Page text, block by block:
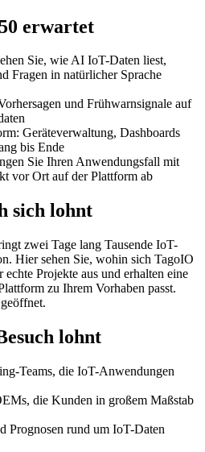
erwartet
Sie, wie AI IoT-Daten liest,
Fragen in natürlicher Sprache
und Frühwarnsignale auf
Geräteverwaltung, Dashboards
bis Ende
Sie Ihren Anwendungsfall mit
vor Ort auf der Plattform ab
sich lohnt
zwei Tage lang Tausende IoT-
Hier sehen Sie, wohin sich TagoIO
Projekte aus und erhalten eine
zu Ihrem Vorhaben passt.
lohnt
Teams, die IoT-Anwendungen
die Kunden in großem Maßstab
Prognosen rund um IoT-Daten